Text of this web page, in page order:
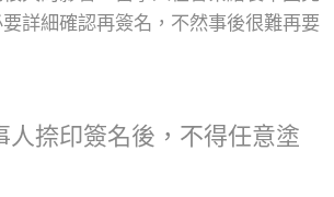
詳細確認再簽名，不然事後很難再要
人捺印簽名後，不得任意塗